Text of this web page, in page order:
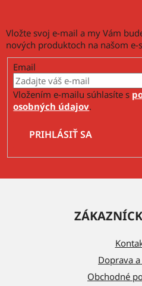
Vložte svoj e-mail a my Vám
nových produktoch na našom e-
Email
Vložením e-mailu súhlasíte s
osobných údajov.
PRIHLÁSIŤ SA
Doprava
Obchodné